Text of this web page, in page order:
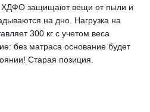
ХДФО защищают вещи от пыли и
на дно. Нагрузка на
300 кг с учетом веса
без матраса основание будет
Старая позиция.